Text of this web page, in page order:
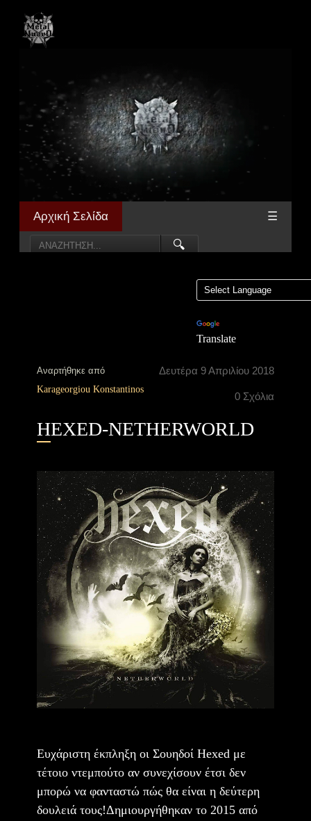
Αρχική Σελίδα ☰
🔍
Translate
Δευτέρα 9 Απριλίου 2018
0 Σχόλια
Αναρτήθηκε από
Karageorgiou Konstantinos
HEXED-NETHERWORLD
Ευχάριστη έκπληξη οι Σουηδοί Hexed με
τέτοιο ντεμπούτο αν συνεχίσουν έτσι δεν
μπορώ να φανταστώ πώς θα είναι η δεύτερη
δουλειά τους!Δημιουργήθηκαν το 2015 από